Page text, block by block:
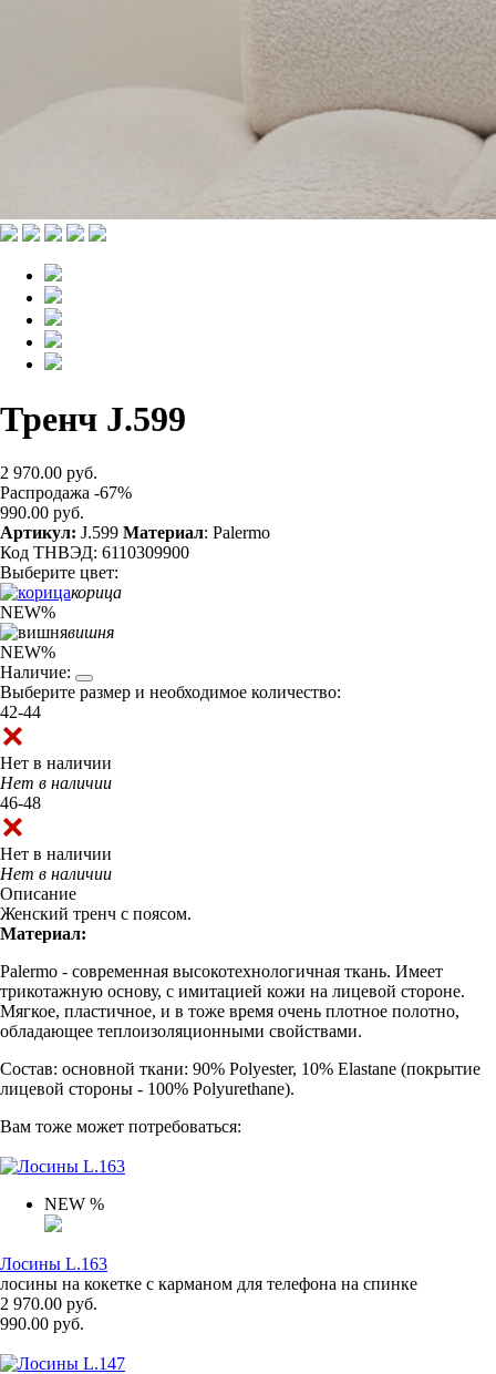
Тренч J.599
2 970.00 руб.
Распродажа -67%
990.00 руб.
Артикул: J.599 Материал: Palermo
Код ТНВЭД: 6110309900
Выберите цвет:
корица
NEW%
вишня
NEW%
Наличие:
Выберите размер и необходимое количество:
42-44
Нет в наличии
Нет в наличии
46-48
Нет в наличии
Нет в наличии
Описание
Женский тренч с поясом.
Материал:
Palermo - современная высокотехнологичная ткань. Имеет
трикотажную основу, с имитацией кожи на лицевой стороне.
Мягкое, пластичное, и в тоже время очень плотное полотно,
обладающее теплоизоляционными свойствами.
Состав: основной ткани: 90% Polyester, 10% Elastane (покрытие
лицевой стороны - 100% Polyurethane).
Вам тоже может потребоваться:
NEW %
Лосины L.163
лосины на кокетке с карманом для телефона на спинке
2 970.00 руб.
990.00 руб.